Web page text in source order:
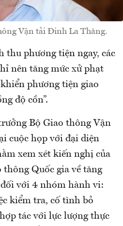
Vận tải Đinh La Thăng.
thu phương tiện ngay, các
nên tăng mức xử phạt
phương tiện giao
độ cồn”.
Bộ Giao thông Vận
cuộc họp với đại diện
xem xét kiến nghị của
Quốc gia về tăng
với 4 nhóm hành vi:
kiểm tra, cố tình bỏ
tác với lực lượng thực